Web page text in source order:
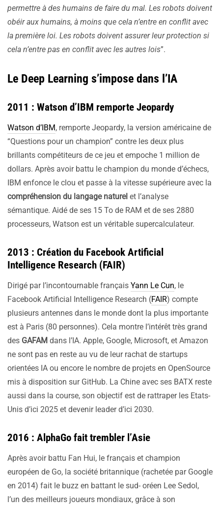
permettre à des humains de faire du mal. Les robots doivent
obéir aux humains, à moins que cela n’entre en conflit avec
la première loi. Les robots doivent assurer leur protection si
cela n’entre pas en conflit avec les autres lois”.
Le Deep Learning s’impose dans l’IA
2011 : Watson d’IBM remporte Jeopardy
Watson d’IBM, remporte Jeopardy, la version américaine de
“Questions pour un champion” contre les deux plus
brillants compétiteurs de ce jeu et empoche 1 million de
dollars. Après avoir battu le champion du monde d’échecs,
IBM enfonce le clou et passe à la vitesse supérieure avec la
compréhension du langage naturel et l’analyse
sémantique. Aidé de ses 15 To de RAM et de ses 2880
processeurs, Watson est un véritable supercalculateur.
2013 : Création du Facebook Artificial
Intelligence Research (FAIR)
Dirigé par l’incontournable français Yann Le Cun, le
Facebook Artificial Intelligence Research (FAIR) compte
plusieurs antennes dans le monde dont la plus importante
est à Paris (80 personnes). Cela montre l’intérêt très grand
des GAFAM dans l’IA. Apple, Google, Microsoft, et Amazon
ne sont pas en reste au vu de leur rachat de startups
orientées IA ou encore le nombre de projets en OpenSource
mis à disposition sur GitHub. La Chine avec ses BATX reste
aussi dans la course, son objectif est de rattraper les Etats-
Unis d’ici 2025 et devenir leader d’ici 2030.
2016 : AlphaGo fait trembler l’Asie
Après avoir battu Fan Hui, le français et champion
européen de Go, la société britannique (rachetée par Google
en 2014) fait le buzz en battant le sud- oréen Lee Sedol,
l’un des meilleurs joueurs mondiaux, grâce à son